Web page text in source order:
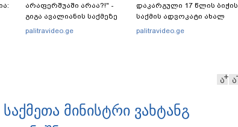
არაფერშუაში არაა?!" -
გიგა ავალიანის საქმეზე
ნია იმნაძეს აკავებენ
palitravideo.ge
დაკარგული 17 წლის ბიჭის
საქმის ადვოკატი ახალ
გარემოებებზე საუბრობს
palitravideo.ge
ა ა
მინისტრი ვახტანგ